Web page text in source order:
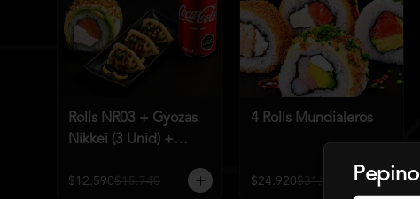
Rolls NR03 + Gyozas
Nikkei (3 Unid) +
$12.590$15.740
4 Rolls Mundialeros
$24.920$31.190 Pepino